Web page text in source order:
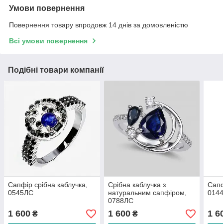
Умови повернення
Повернення товару впродовж 14 днів за домовленістю
Всі умови повернення
Подібні товари компанії
Сапфір срібна каблучка,
0545ЛС
1 600 ₴
Срібна каблучка з
натуральним сапфіром,
0788ЛС
1 600₴ 1